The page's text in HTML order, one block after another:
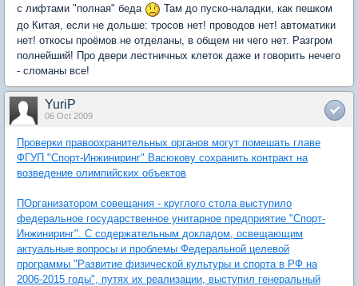
с лифтами "полная" беда
Там до пуско-наладки, как пешком
до Китая, если не дольше: тросов нет! проводов нет! автоматики
нет! откосы проёмов не отделаны, в общем ни чего нет. Разгром
полнейший! Про двери лестничных клеток даже и говорить нечего
- сломаны все!
YuriP
06 Oct 2009
Проверки правоохранительных органов могут помешать главе
ФГУП "Спорт-Инжиниринг" Васюкову сохранить контракт на
возведение олимпийских объектов
ПОрганизатором совещания - круглого стола выступило
федеральное государственное унитарное предприятие "Спорт-
Инжиниринг". С содержательным докладом, освещающим
актуальные вопросы и проблемы Федеральной целевой
программы "Развитие физической культуры и спорта в РФ на
2006-2015 годы", путях их реализации, выступил генеральный